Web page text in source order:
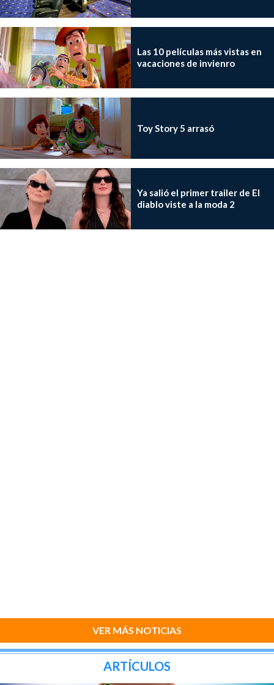
Las 10 películas más vistas en
vacaciones de invienro
Toy Story 5 arrasó
Ya salió el primer trailer de El
diablo viste a la moda 2
VER MÁS NOTICIAS
ARTÍCULOS